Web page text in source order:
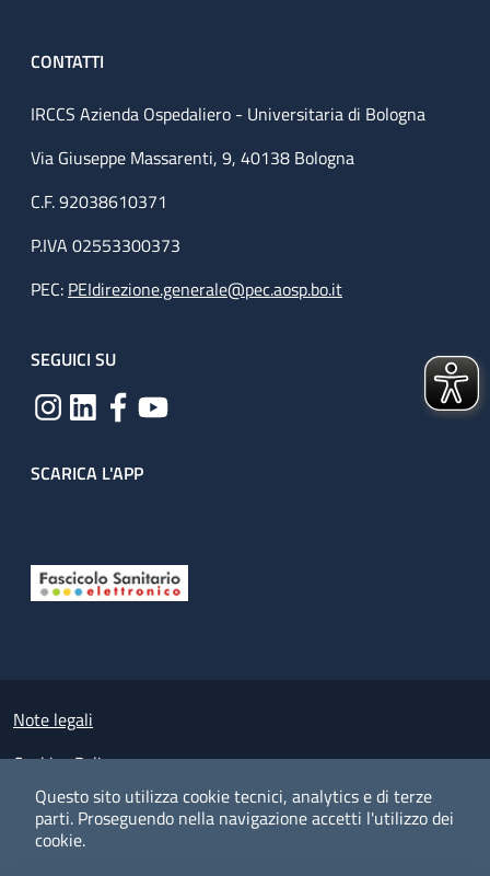
Questo sito utilizza cookie tecnici, analytics e di terze
parti. Proseguendo nella navigazione accetti l'utilizzo dei
cookie.
CONTATTI
IRCCS Azienda Ospedaliero - Universitaria di Bologna
Via Giuseppe Massarenti, 9, 40138 Bologna
C.F. 92038610371
P.IVA 02553300373
PEC: PEIdirezione.generale@pec.aosp.bo.it
SEGUICI SU
SCARICA L'APP
Small prints
Note legali
Cookies Policy
Policy privacy e protezione del dato personale
Albo pretorio on-line